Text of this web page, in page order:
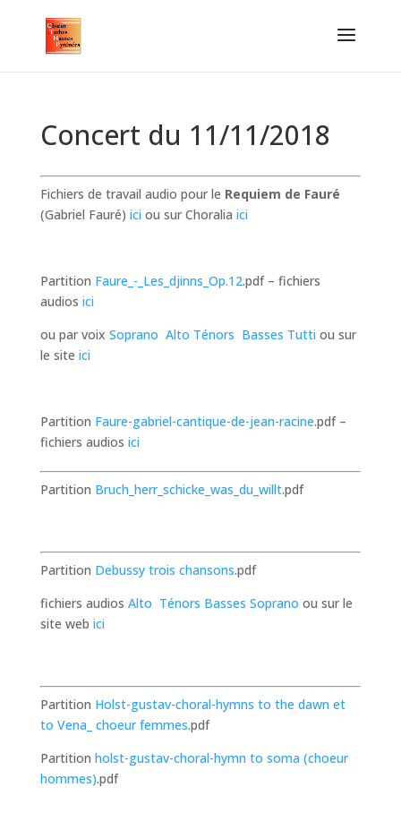
Concert du 11/11/2018
Fichiers de travail audio pour le Requiem de Fauré
(Gabriel Fauré) ici ou sur Choralia ici
Partition Faure_-_Les_djinns_Op.12.pdf – fichiers
audios ici
ou par voix Soprano Alto Ténors Basses Tutti ou sur
le site ici
Partition Faure-gabriel-cantique-de-jean-racine.pdf –
fichiers audios ici
Partition Bruch_herr_schicke_was_du_willt.pdf
Partition Debussy trois chansons.pdf
fichiers audios Alto Ténors Basses Soprano ou sur le
site web ici
Partition Holst-gustav-choral-hymns to the dawn et
to Vena_ choeur femmes.pdf
Partition holst-gustav-choral-hymn to soma (choeur
hommes).pdf